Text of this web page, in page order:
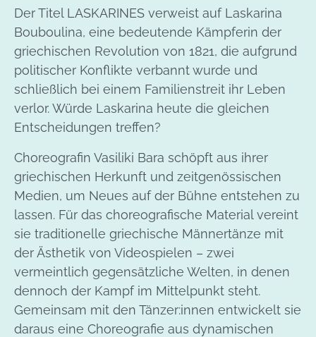
Der Titel LASKARINES verweist auf Laskarina
Bouboulina, eine bedeutende Kämpferin der
griechischen Revolution von 1821, die aufgrund
politischer Konflikte verbannt wurde und
schließlich bei einem Familienstreit ihr Leben
verlor. Würde Laskarina heute die gleichen
Entscheidungen treffen?
Choreografin Vasiliki Bara schöpft aus ihrer
griechischen Herkunft und zeitgenössischen
Medien, um Neues auf der Bühne entstehen zu
lassen. Für das choreografische Material vereint
sie traditionelle griechische Männertänze mit
der Ästhetik von Videospielen – zwei
vermeintlich gegensätzliche Welten, in denen
dennoch der Kampf im Mittelpunkt steht.
Gemeinsam mit den Tänzer:innen entwickelt sie
daraus eine Choreografie aus dynamischen